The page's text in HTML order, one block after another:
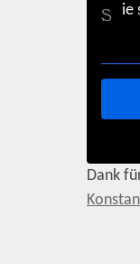
S ie
Dank